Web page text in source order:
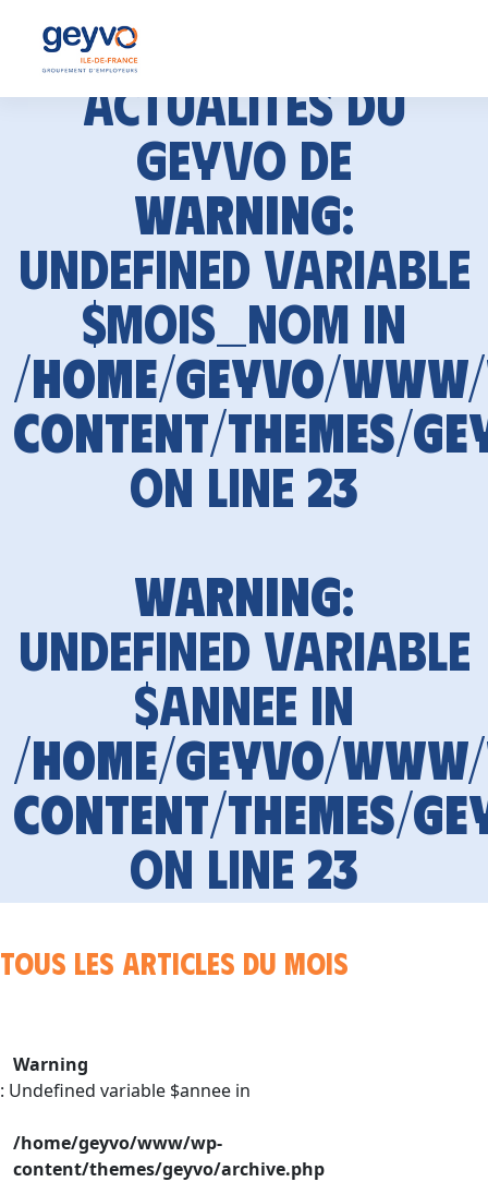
Actualités du
GEYVO de
Warning:
Undefined variable
$mois_nom in
/home/geyvo/
content/themes/
on line 23
Warning:
Undefined variable
$annee in
/home/geyvo/
content/themes/
on line 23
Tous les articles du mois
Warning
: Undefined variable $annee in
/home/geyvo/www/wp-
content/themes/geyvo/archive.php